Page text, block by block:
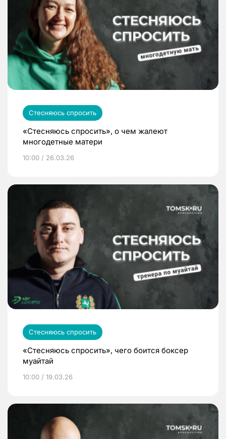
Стесняюсь спросить
«Стесняюсь спросить», о чем жалеют
многодетные матери
10:00 / 26.03.26
Стесняюсь спросить
«Стесняюсь спросить», чего боится боксер
муайтай
10:00 / 19.03.26